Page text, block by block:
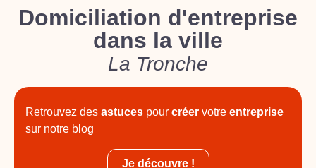
Domiciliation d'entreprise
dans la ville
La Tronche
Retrouvez des astuces pour créer votre entreprise
sur notre blog
Je découvre !